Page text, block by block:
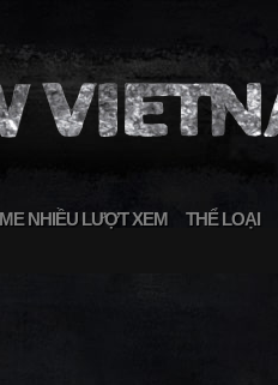
NHIỀU LƯỢT XEM THỂ LOẠI